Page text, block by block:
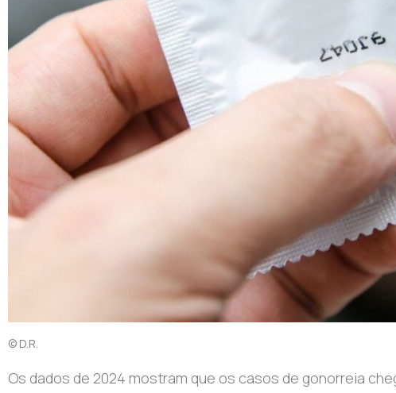
© D.R.
Os dados de 2024 mostram que os casos de gonorreia